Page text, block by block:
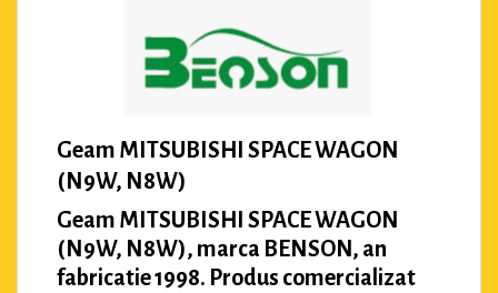
Geam MITSUBISHI SPACE WAGON
(N9W, N8W)
Geam MITSUBISHI SPACE WAGON
(N9W, N8W), marca BENSON, an
fabricatie 1998. Produs comercializat